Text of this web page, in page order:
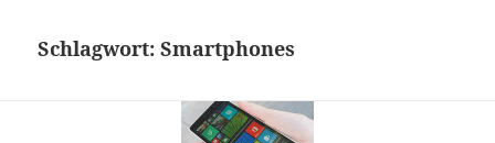
Schlagwort:Smartphones